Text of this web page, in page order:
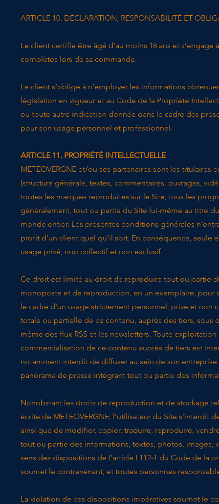
ARTICLE 10. DÉCLARATION, RESPONSABILITÉ ET
Le client certifie être âgé d'au moins 18 ans et s’engage
complètes lors de sa commande.
Le client s’oblige à n’employer les informations
législation en vigueur et au Code de la Propriété
ou toute autre indication donnée dans le cadre des
pour son usage personnel et professionnel.
ARTICLE 11. PROPRIÉTÉ INTELLECTUELLE
​METEOVERGNE et/ou ses partenaires sont les
(structure générale, textes, commentaires, ouvrages,
toutes les marques reproduites sur le Site, tous les
généralement, tout ou partie du Site lui-même au titre
monde entier. Les présentes conditions générales
profit d’un client quel qu’il soit. En conséquence,
usage privé, non collectif et non exclusif.
Ce droit est limité au droit de reproduire tout ou partie
monoposte et de reproduction, en un exemplaire, pour
le cadre d'un usage strictement personnel, privé et
totale ou partielle de ce contenu, auprès des tiers,
même des flux RSS et les newsletters. Toute
commercialisation de ce contenu auprès de tiers est
notamment interdit de diffuser au sein de son
panorama de presse intégrant tout ou partie des
Nonobstant les droits de reproduction et de stockage
écrite de METEOVERGNE, l’utilisateur du Site
ainsi que de modifier, copier, traduire, reproduire,
tout ou partie des informations, textes, photos, images,
sens des dispositions de l’article L112-1 du Code de la
soumet le contrevenant, et toutes personnes
La violation de ces dispositions impératives soumet le